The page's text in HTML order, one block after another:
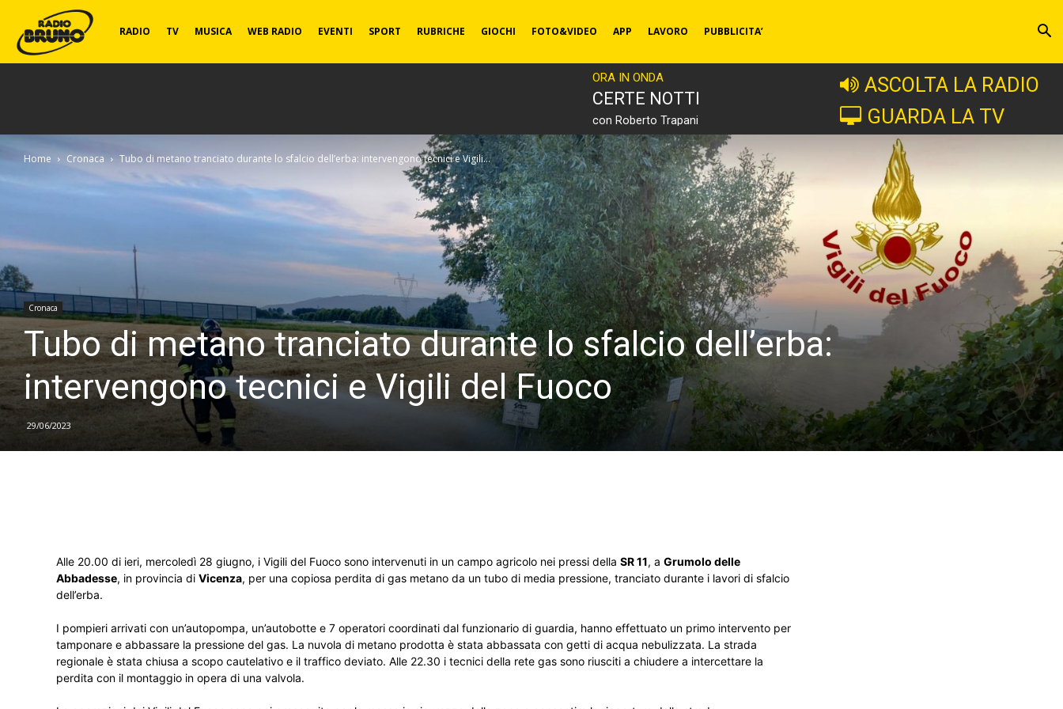
Radio
RADIO TV MUSICA WEB RADIO EVENTI SPORT RUBRICHE GIOCHI FOTO&VIDEO APP LAVORO PUBBLICITA’
ORA IN ONDA
CERTE NOTTI
con Roberto Trapani
ASCOLTA LA RADIO
GUARDA LA TV
Home Cronaca Tubo di metano tranciato durante lo sfalcio dell’erba: intervengono tecnici e Vigili...
Cronaca
Tubo di metano tranciato durante lo sfalcio dell’erba:
intervengono tecnici e Vigili del Fuoco
29/06/2023
Alle 20.00 di ieri, mercoledì 28 giugno, i Vigili del Fuoco sono intervenuti in un campo agricolo nei pressi della SR 11, a Grumolo delle
Abbadesse, in provincia di Vicenza, per una copiosa perdita di gas metano da un tubo di media pressione, tranciato durante i lavori di sfalcio
dell’erba.
I pompieri arrivati con un’autopompa, un’autobotte e 7 operatori coordinati dal funzionario di guardia, hanno effettuato un primo intervento per
tamponare e abbassare la pressione del gas. La nuvola di metano prodotta è stata abbassata con getti di acqua nebulizzata. La strada
regionale è stata chiusa a scopo cautelativo e il traffico deviato. Alle 22.30 i tecnici della rete gas sono riusciti a chiudere a intercettare la
perdita con il montaggio in opera di una valvola.